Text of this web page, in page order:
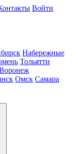
Войти
Набережные
Тольятти
Омск Самара